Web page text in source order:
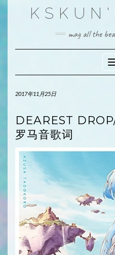
Skip
may all the
2017年11月25日
DEAREST
罗马音歌词